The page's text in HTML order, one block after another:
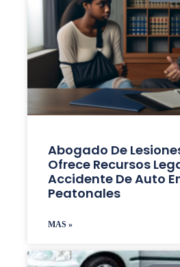
Abogado De
Ofrece Recursos
Accidente De Auto
Peatonales
MAS »